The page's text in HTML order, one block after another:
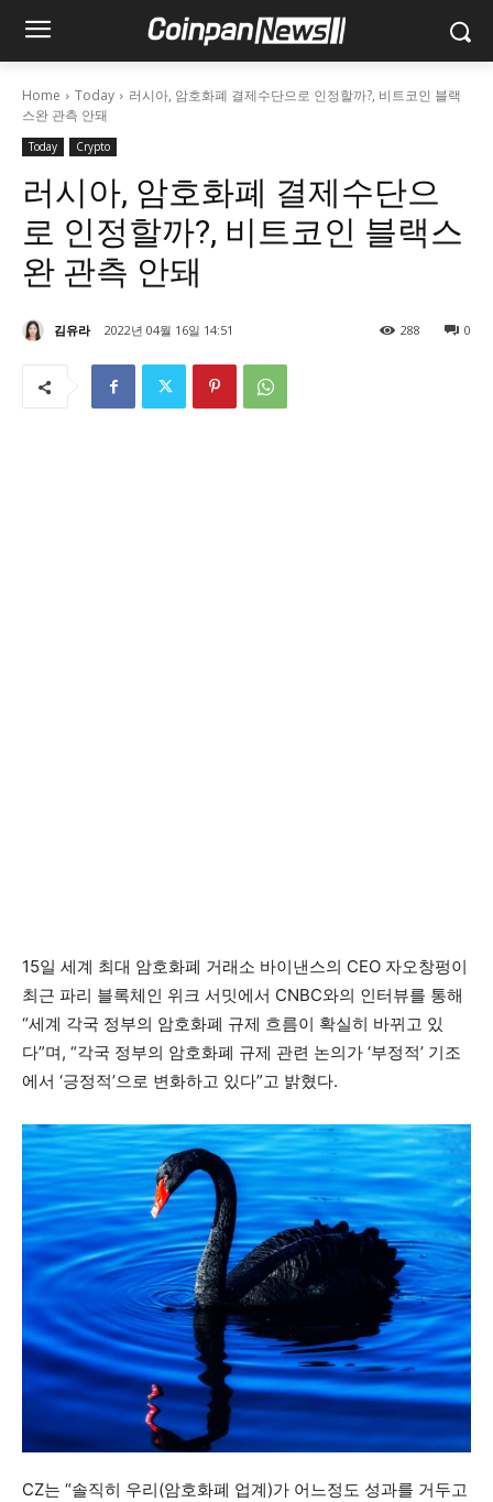
Home Today
러시아, 암호화폐 결제수단으로 인정할까?, 비트코인 블랙
스완 관측 안돼
Today Crypto
러시아, 암호화폐 결제수단으
로 인정할까?, 비트코인 블랙스
완 관측 안돼
김유라 2022년 04월 16일 14:51 0
288
15일 세계 최대 암호화폐 거래소 바이낸스의 CEO 자오창펑이
최근 파리 블록체인 위크 서밋에서 CNBC와의 인터뷰를 통해
“세계 각국 정부의 암호화폐 규제 흐름이 확실히 바뀌고 있
다”며, “각국 정부의 암호화폐 규제 관련 논의가 ‘부정적’ 기조
에서 ‘긍정적’으로 변화하고 있다”고 밝혔다.
CZ는 “솔직히 우리(암호화폐 업계)가 어느정도 성과를 거두고